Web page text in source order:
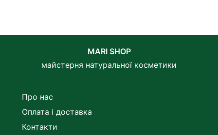
MARI SHOP
майстерня натуральної косметики
Про нас
Оплата і доставка
Контакти